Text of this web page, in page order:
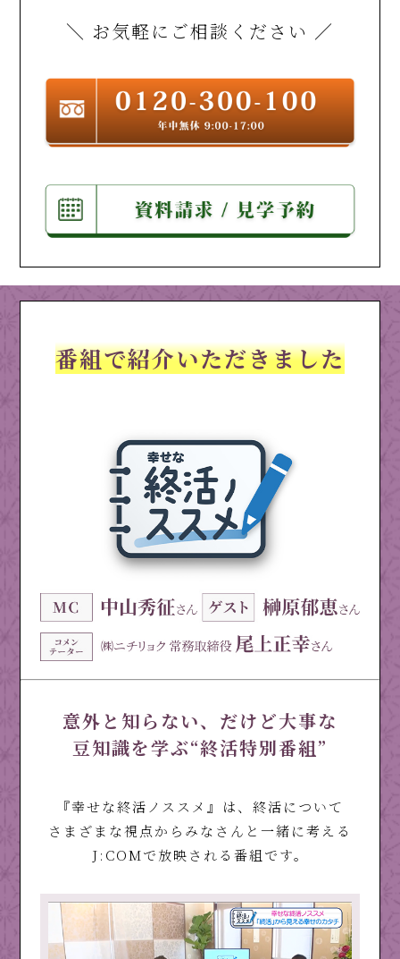
＼ お気軽にご相談ください ／
番組で紹介いただきました
意外と知らない、だけど大事な
豆知識を学ぶ“終活特別番組”
『幸せな終活ノススメ』は、終活について
さまざまな視点からみなさんと一緒に考える
J:COMで放映される番組です。